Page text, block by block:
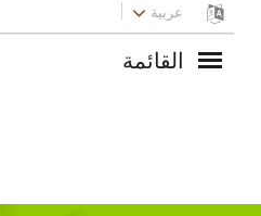
عربية
القائمة